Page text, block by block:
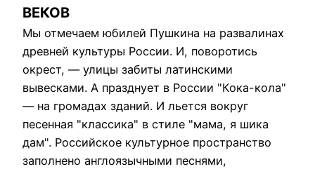
ВЕКОВ
Мы отмечаем юбилей Пушкина на развалинах
древней культуры России. И, поворотись
окрест, — улицы забиты латинскими
вывесками. А празднует в России "Кока-кола"
— на громадах зданий. И льется вокруг
песенная "классика" в стиле "мама, я шика
дам". Российское культурное пространство
заполнено англоязычными песнями,